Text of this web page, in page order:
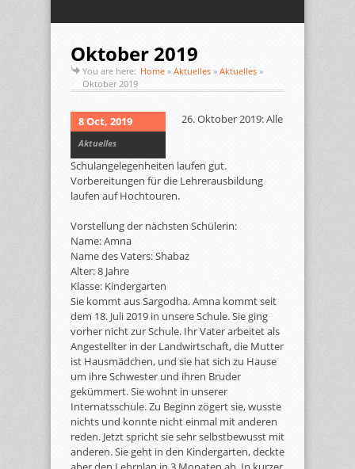
Oktober 2019
You are here: Home » Aktuelles » Aktuelles »
Oktober 2019
8 Oct, 2019
Aktuelles
26. Oktober 2019: Alle
Schulangelegenheiten laufen gut.
Vorbereitungen für die Lehrerausbildung
laufen auf Hochtouren.
Vorstellung der nächsten Schülerin:
Name: Amna
Name des Vaters: Shabaz
Alter: 8 Jahre
Klasse: Kindergarten
Sie kommt aus Sargodha. Amna kommt seit
dem 18. Juli 2019 in unsere Schule. Sie ging
vorher nicht zur Schule. Ihr Vater arbeitet als
Angestellter in der Landwirtschaft, die Mutter
ist Hausmädchen, und sie hat sich zu Hause
um ihre Schwester und ihren Bruder
gekümmert. Sie wohnt in unserer
Internatsschule. Zu Beginn zögert sie, wusste
nichts und konnte nicht einmal mit anderen
reden. Jetzt spricht sie sehr selbstbewusst mit
anderen. Sie geht in den Kindergarten, deckte